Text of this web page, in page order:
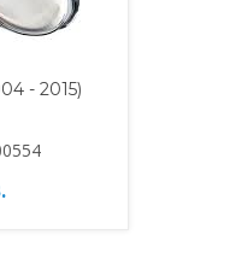
- 2015)